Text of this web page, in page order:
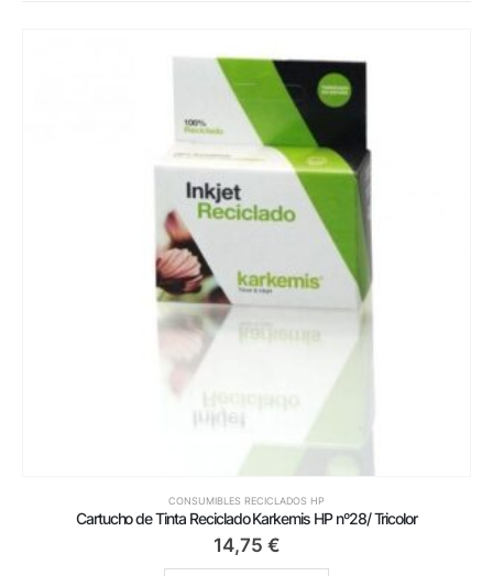
CONSUMIBLES RECICLADOS HP
Cartucho de Tinta Reciclado Karkemis HP nº28/ Tricolor
14,75 €